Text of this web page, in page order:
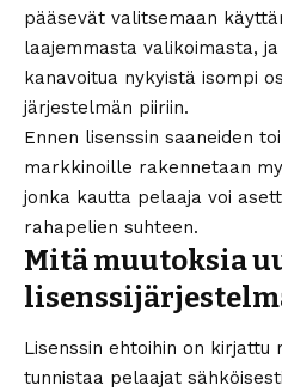
pääsevät valitsemaan
laajemmasta valikoimasta,
kanavoitua nykyistä isompi
järjestelmän piiriin.
Ennen lisenssin saaneiden
markkinoille rakennetaan
jonka kautta pelaaja voi
rahapelien suhteen.
Mitä muutoksia
Lisenssin ehtoihin on kirjattu
tunnistaa pelaajat